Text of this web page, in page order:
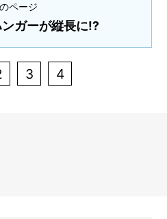
ページ
ガーが縦長に!?
3 4